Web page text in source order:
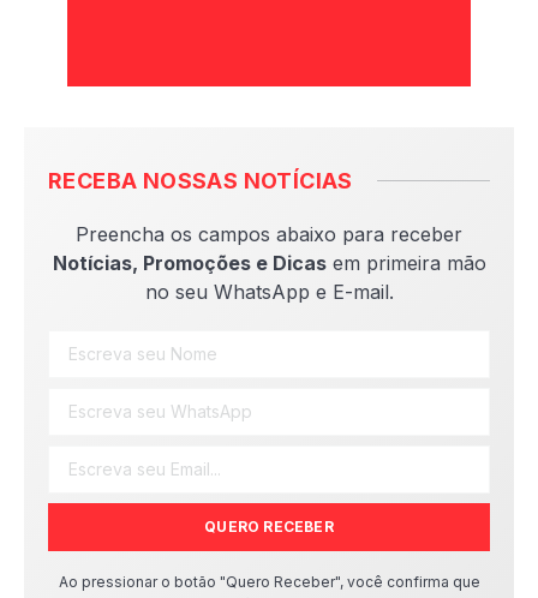
RECEBA NOSSAS NOTÍCIAS
Preencha os campos abaixo para receber
Notícias, Promoções e Dicasem primeira mão
no seu WhatsApp e E-mail.
QUERO RECEBER
Ao pressionar o botão "Quero Receber", você confirma que